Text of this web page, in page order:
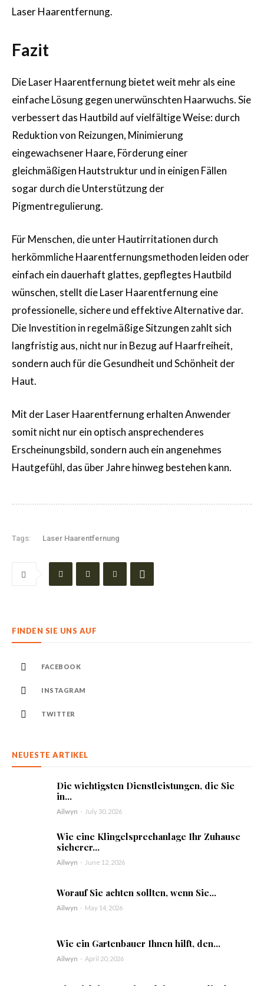
Laser Haarentfernung.
Fazit
Die Laser Haarentfernung bietet weit mehr als eine
einfache Lösung gegen unerwünschten Haarwuchs. Sie
verbessert das Hautbild auf vielfältige Weise: durch
Reduktion von Reizungen, Minimierung
eingewachsener Haare, Förderung einer
gleichmäßigen Hautstruktur und in einigen Fällen
sogar durch die Unterstützung der
Pigmentregulierung.
Für Menschen, die unter Hautirritationen durch
herkömmliche Haarentfernungsmethoden leiden oder
einfach ein dauerhaft glattes, gepflegtes Hautbild
wünschen, stellt die Laser Haarentfernung eine
professionelle, sichere und effektive Alternative dar.
Die Investition in regelmäßige Sitzungen zahlt sich
langfristig aus, nicht nur in Bezug auf Haarfreiheit,
sondern auch für die Gesundheit und Schönheit der
Haut.
Mit der Laser Haarentfernung erhalten Anwender
somit nicht nur ein optisch ansprechenderes
Erscheinungsbild, sondern auch ein angenehmes
Hautgefühl, das über Jahre hinweg bestehen kann.
Tags: Laser Haarentfernung
FINDEN SIE UNS AUF
FACEBOOK
INSTAGRAM
TWITTER
NEUESTE ARTIKEL
Die wichtigsten Dienstleistungen, die Sie
in...
Ailwyn - July 30, 2026
Wie eine Klingelsprechanlage Ihr Zuhause
sicherer...
Ailwyn - June 12, 2026
Worauf Sie achten sollten, wenn Sie...
Ailwyn - May 14, 2026
Wie ein Gartenbauer Ihnen hilft, den...
Ailwyn - April 20, 2026